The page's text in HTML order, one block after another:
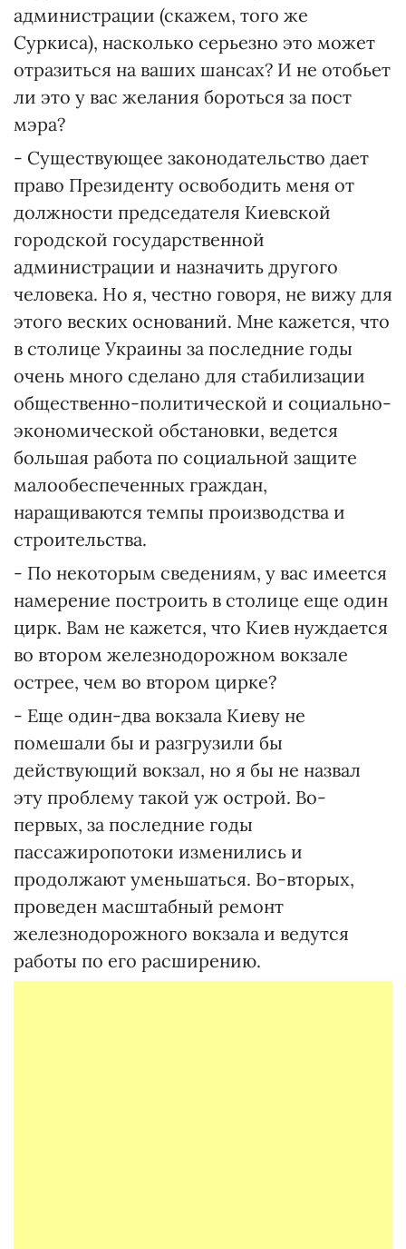
администрации (скажем, того же
Суркиса), насколько серьезно это может
отразиться на ваших шансах? И не отобьет
ли это у вас желания бороться за пост
мэра?
- Существующее законодательство дает
право Президенту оcвободить меня от
должности председателя Киевской
городской государственной
администрации и назначить другого
человека. Но я, честно говоря, не вижу для
этого веских оснований. Мне кажется, что
в столице Украины за последние годы
очень много сделано для стабилизации
общественно-политической и социально-
экономической обстановки, ведется
большая работа по социальной защите
малообеспеченных граждан,
наращиваются темпы производства и
строительства.
- По некоторым сведениям, у вас имеется
намерение построить в столице еще один
цирк. Вам не кажется, что Киев нуждается
во втором железнодорожном вокзале
острее, чем во втором цирке?
- Еще один-два вокзала Киеву не
помешали бы и разгрузили бы
действующий вокзал, но я бы не назвал
эту проблему такой уж острой. Во-
первых, за последние годы
пассажиропотоки изменились и
продолжают уменьшаться. Во-вторых,
проведен масштабный ремонт
железнодорожного вокзала и ведутся
работы по его расширению.